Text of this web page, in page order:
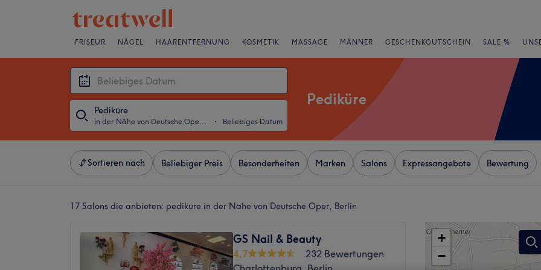
FRISEUR NÄGEL HAARENTFERNUNG KOSMETIK MASSAGE MÄNNER GESCHENKGUTSCHEIN SALE %
Pediküre
in der Nähe von Deutsche Oper, Berlin ・ Beliebiges Datum
Pediküre
Sortieren nach Beliebiger Preis Besonderheiten Marken Salons Expressangebote Bewertung
17 Salons die anbieten: pediküre in der Nähe von Deutsche Oper, Berlin
GS Nail & Beauty
4,7
232 Bewertungen
+
−